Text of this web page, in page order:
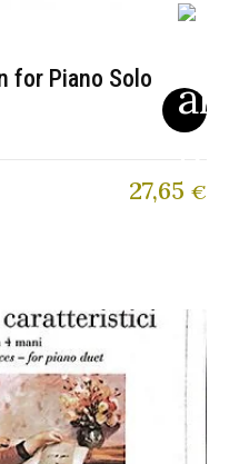
for Piano Solo
27,65 €